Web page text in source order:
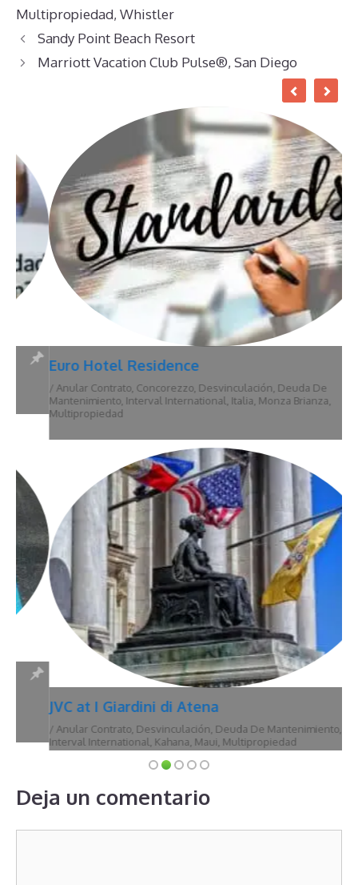
Multipropiedad, Whistler
Sandy Point Beach Resort
Marriott Vacation Club Pulse®, San Diego
Euro Hotel Residence
Anular Contrato,Concorezzo,Desvinculación,Deuda De
Mantenimiento,Interval International,Italia,Monza Brianza,
Multipropiedad
JVC at I Giardini di Atena
Anular Contrato,Desvinculación,Deuda De Mantenimiento,Hawái,
Interval International,Kahana,Maui,Multipropiedad